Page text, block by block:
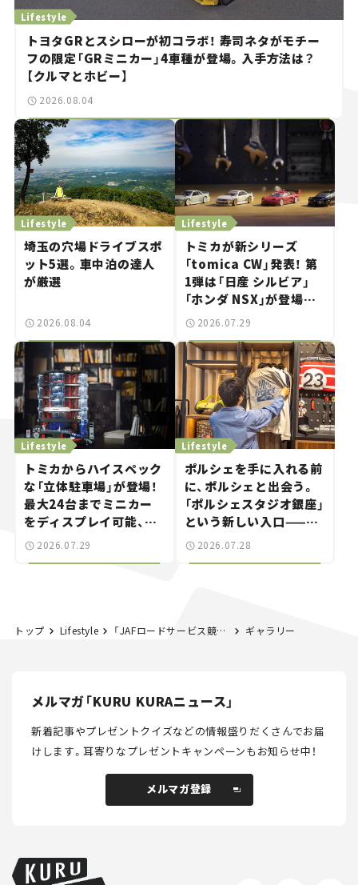
トヨタGRとスシローが初コラボ！ 寿司ネタがモチー
フの限定「GRミニカー」4車種が登場。入手方法は？
【クルマとホビー】
Lifestyle
2026.08.04
埼玉の穴場ドライブスポ
ット5選。車中泊の達人
が厳選
Lifestyle
2026.08.04
トミカが新シリーズ
「tomica CW」発表！ 第
1弾は「日産 シルビア」
「ホンダ NSX」が登場。
世界が注目す
とホビー】
Lifestyle
2026.07.29
トミカからハイスペック
な「立体駐車場」が登場！
最大24台までミニカー
をディスプレイ可能、特
別な「日産 GT-R
Lifestyle
2026.07.29
ポルシェを手に入れる前
に、ポルシェと出会う。
「ポルシェスタジオ銀座」
という新しい入口——連
載｜CCGとクルマでどう
Lifestyle
2026.07.28
トップ Lifestyle 「JAFロードサービス競技大会2025」決勝大会を初めて一般公開！めったに見ることのできない救援作業を間近で体感 ギャラリー
メルマガ「KURU KURAニュース」
新着記事やプレゼントクイズなどの情報盛りだくさんでお届
けします。耳寄りなプレゼントキャンペーンもお知らせ中！
メルマガ登録